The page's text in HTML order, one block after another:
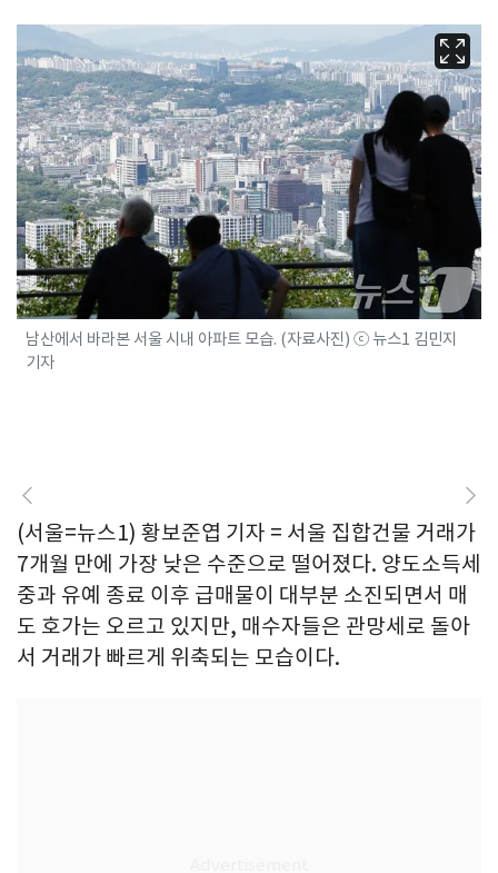
남산에서 바라본 서울 시내 아파트 모습. (자료사진) ⓒ 뉴스1 김민지
기자
(서울=뉴스1) 황보준엽 기자 = 서울 집합건물 거래가
7개월 만에 가장 낮은 수준으로 떨어졌다. 양도소득세
중과 유예 종료 이후 급매물이 대부분 소진되면서 매
도 호가는 오르고 있지만, 매수자들은 관망세로 돌아
서 거래가 빠르게 위축되는 모습이다.